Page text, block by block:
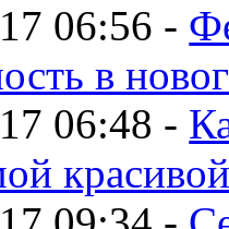
06:56 -
в
06:48 -